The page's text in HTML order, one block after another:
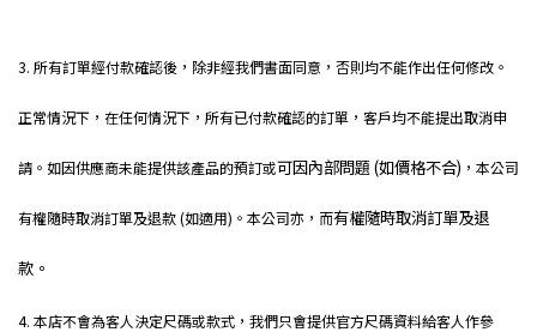
3. 所有訂單經付款確認後，除非經我們書面同意，否則均不能作出任何修改。
正常情況下，在任何情況下，所有已付款確認的訂單，客戶均不能提出取消申
請。如因供應商未能提供該產品的預訂或可因內部問題 (如價格不合) ，本公司
有權隨時取消訂單及退款 (如適用)。本公司亦，而有權隨時取消訂單及退
款。
4. 本店不會為客人決定尺碼或款式，我們只會提供官方尺碼資料給客人作參